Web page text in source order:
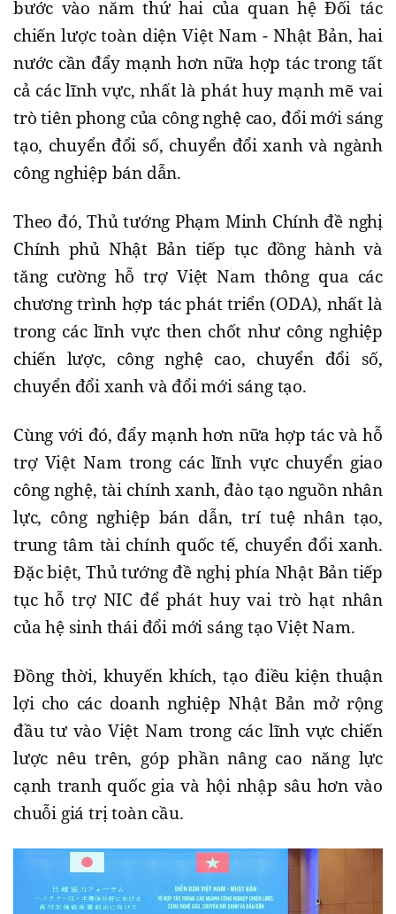
bước vào năm thứ hai của quan hệ Đối tác
chiến lược toàn diện Việt Nam - Nhật Bản, hai
nước cần đẩy mạnh hơn nữa hợp tác trong tất
cả các lĩnh vực, nhất là phát huy mạnh mẽ vai
trò tiên phong của công nghệ cao, đổi mới sáng
tạo, chuyển đổi số, chuyển đổi xanh và ngành
công nghiệp bán dẫn.
Theo đó, Thủ tướng Phạm Minh Chính đề nghị
Chính phủ Nhật Bản tiếp tục đồng hành và
tăng cường hỗ trợ Việt Nam thông qua các
chương trình hợp tác phát triển (ODA), nhất là
trong các lĩnh vực then chốt như công nghiệp
chiến lược, công nghệ cao, chuyển đổi số,
chuyển đổi xanh và đổi mới sáng tạo.
Cùng với đó, đẩy mạnh hơn nữa hợp tác và hỗ
trợ Việt Nam trong các lĩnh vực chuyển giao
công nghệ, tài chính xanh, đào tạo nguồn nhân
lực, công nghiệp bán dẫn, trí tuệ nhân tạo,
trung tâm tài chính quốc tế, chuyển đổi xanh.
Đặc biệt, Thủ tướng đề nghị phía Nhật Bản tiếp
tục hỗ trợ NIC để phát huy vai trò hạt nhân
của hệ sinh thái đổi mới sáng tạo Việt Nam.
Đồng thời, khuyến khích, tạo điều kiện thuận
lợi cho các doanh nghiệp Nhật Bản mở rộng
đầu tư vào Việt Nam trong các lĩnh vực chiến
lược nêu trên, góp phần nâng cao năng lực
cạnh tranh quốc gia và hội nhập sâu hơn vào
chuỗi giá trị toàn cầu.